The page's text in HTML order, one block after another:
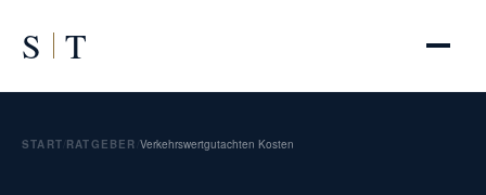
S T
START RATGEBER Verkehrswertgutachten Kosten